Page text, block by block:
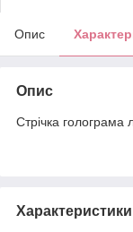
Опис
Опис
Стрічка голограма
Характеристики